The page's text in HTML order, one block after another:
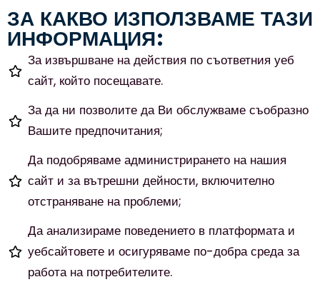
ЗА КАКВО ИЗПОЛЗВАМЕ ТАЗИ
ИНФОРМАЦИЯ:
За извършване на действия по съответния уеб
сайт, който посещавате.
За да ни позволите да Ви обслужваме съобразно
Вашите предпочитания;
Да подобряваме администрирането на нашия
сайт и за вътрешни дейности, включително
отстраняване на проблеми;
Да анализираме поведението в платформата и
уебсайтовете и осигуряваме по-добра среда за
работа на потребителите.